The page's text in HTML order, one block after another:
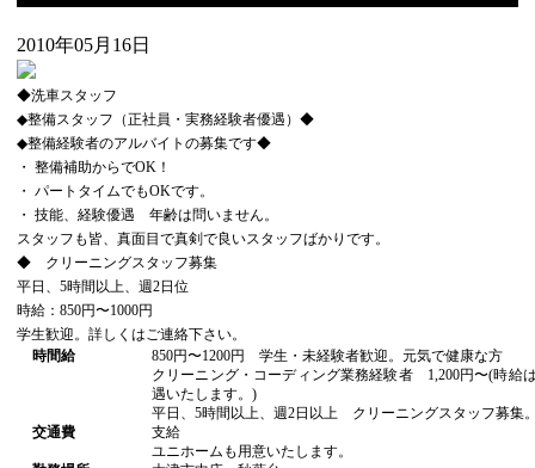
2010年05月16日
◆洗車スタッフ
◆整備スタッフ（正社員・実務経験者優遇）◆
◆整備経験者のアルバイトの募集です◆
・ 整備補助からでOK！
・ パートタイムでもOKです。
・ 技能、経験優遇 年齢は問いません。
スタッフも皆、真面目で真剣で良いスタッフばかりです。
◆ クリーニングスタッフ募集
平日、5時間以上、週2日位
時給：850円〜1000円
学生歓迎。詳しくはご連絡下さい。
時間給
850円〜1200円 学生・未経験者歓迎。元気で健康な方
クリーニング・コーディング業務経験者 1,200円〜(時給
遇いたします。)
平日、5時間以上、週2日以上 クリーニングスタッフ募集
交通費
支給
ユニホームも用意いたします。